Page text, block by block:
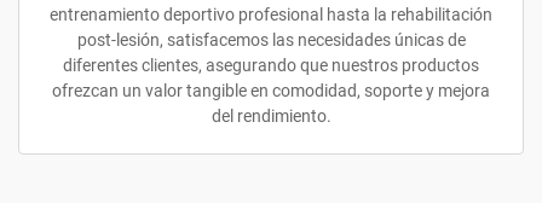
entrenamiento deportivo profesional hasta la rehabilitación
post-lesión, satisfacemos las necesidades únicas de
diferentes clientes, asegurando que nuestros productos
ofrezcan un valor tangible en comodidad, soporte y mejora
del rendimiento.